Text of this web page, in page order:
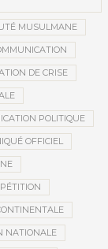
MUSULMANE
DE CRISE
POLITIQUE
OFFICIEL
NATIONALE